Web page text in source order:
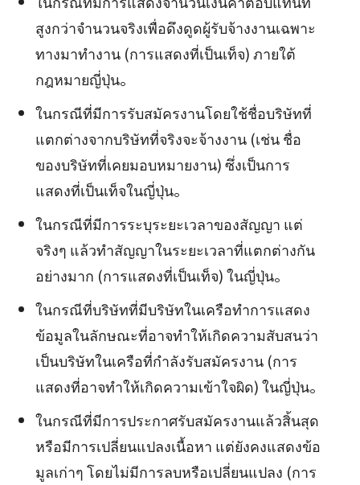
สูงกว่าจำนวนจริงเพื่อดึงดูดผู้รับจ้างงานเฉพาะ
ทางมาทำงาน (การแสดงที่เป็นเท็จ) ภายใต้
กฎหมายญี่ปุ่น。
ในกรณีที่มีการรับสมัครงานโดยใช้ชื่อบริษัทที่
แตกต่างจากบริษัทที่จริงจะจ้างงาน (เช่น ชื่อ
ของบริษัทที่เคยมอบหมายงาน) ซึ่งเป็นการ
แสดงที่เป็นเท็จในญี่ปุ่น。
ในกรณีที่มีการระบุระยะเวลาของสัญญา แต่
จริงๆ แล้วทำสัญญาในระยะเวลาที่แตกต่างกัน
อย่างมาก (การแสดงที่เป็นเท็จ) ในญี่ปุ่น。
ในกรณีที่บริษัทที่มีบริษัทในเครือทำการแสดง
ข้อมูลในลักษณะที่อาจทำให้เกิดความสับสนว่า
เป็นบริษัทในเครือที่กำลังรับสมัครงาน (การ
แสดงที่อาจทำให้เกิดความเข้าใจผิด) ในญี่ปุ่น。
ในกรณีที่มีการประกาศรับสมัครงานแล้วสิ้นสุด
หรือมีการเปลี่ยนแปลงเนื้อหา แต่ยังคงแสดงข้อ
มูลเก่าๆ โดยไม่มีการลบหรือเปลี่ยนแปลง (การ